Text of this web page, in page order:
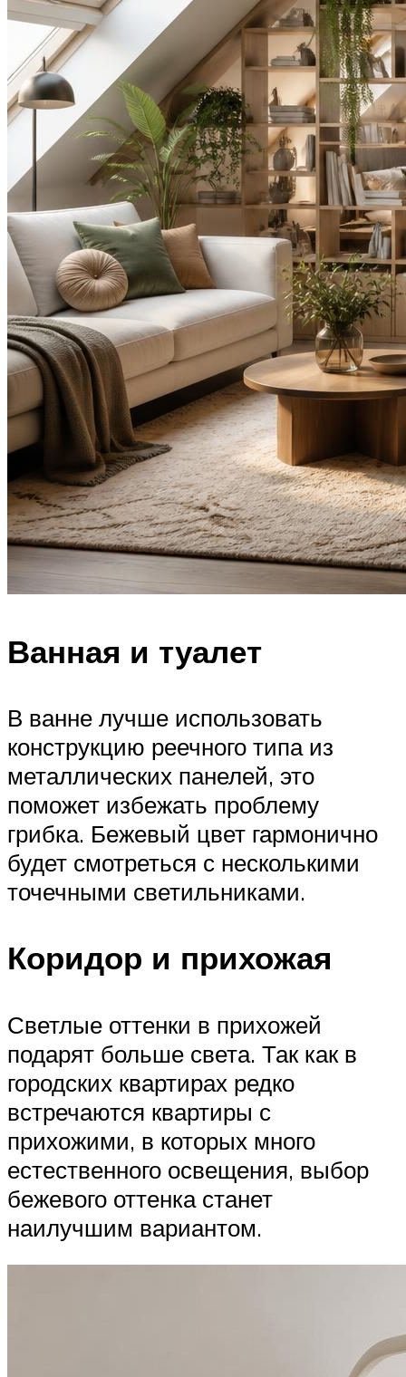
Ванная и туалет
В ванне лучше использовать
конструкцию реечного типа из
металлических панелей, это
поможет избежать проблему
грибка. Бежевый цвет гармонично
будет смотреться с несколькими
точечными светильниками.
Коридор и прихожая
Светлые оттенки в прихожей
подарят больше света. Так как в
городских квартирах редко
встречаются квартиры с
прихожими, в которых много
естественного освещения, выбор
бежевого оттенка станет
наилучшим вариантом.